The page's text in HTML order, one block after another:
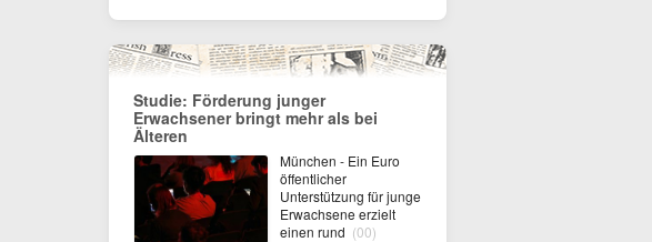
Studie: Förderung junger
Erwachsener bringt mehr als bei
Älteren
München - Ein Euro
öffentlicher
Unterstützung für junge
Erwachsene erzielt
einen rund (00)